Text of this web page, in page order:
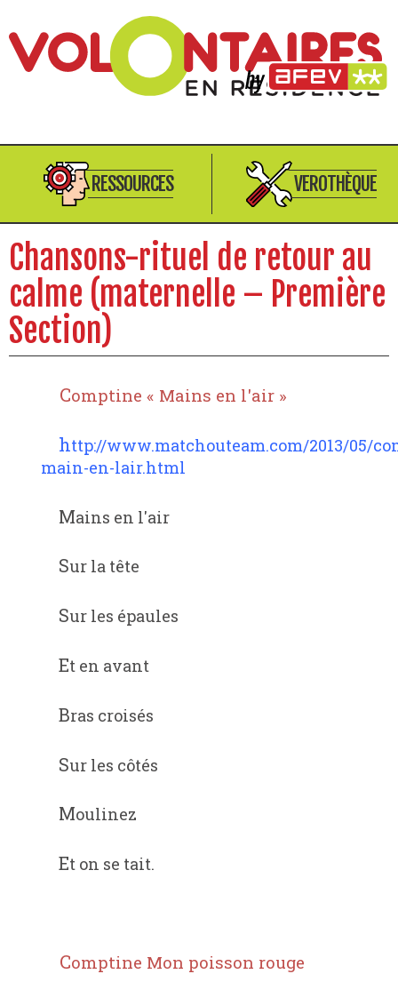
RESSOURCES VEROTHÈQUE
Chansons-rituel de retour au
calme (maternelle – Première
Section)
Comptine « Mains en l'air »
http://www.matchouteam.com/2013/05/comptine-
main-en-lair.html
Mains en l'air
Sur la tête
Sur les épaules
Et en avant
Bras croisés
Sur les côtés
Moulinez
Et on se tait.
Comptine Mon poisson rouge